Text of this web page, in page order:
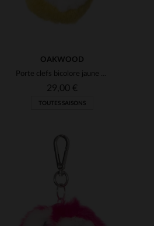
OAKWOOD
Porte clefs bicolore jaune et blanc
29,00 €
TOUTES SAISONS